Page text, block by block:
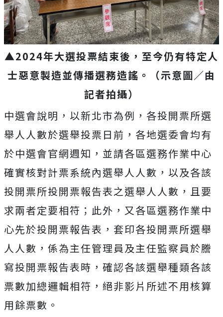
▲2024年大選投票結束後，至今仍有特定人
士惡意製造並傳播選務造謠。（示意圖／由
記者拍攝）
中選會說明，以新北市為例，各投開票所選
舉人人數於選舉投票日前，各地選委會均有
於中選會官網週知，並請各區選務作業中心
確實核對計票系統內選舉人人數，以及各該
投開票所投開票報告表之選舉人人數，且要
求兩者定要相符；此外，又各區選務作業中
心先於投開票報告表，套印各投開票所選舉
人人數，係為主任管理員及主任監察員於謄
寫投開票報告表時，確認各該選舉種類各該
票數加總邏輯相符，絕非影片所述不用核算
用餘票數。